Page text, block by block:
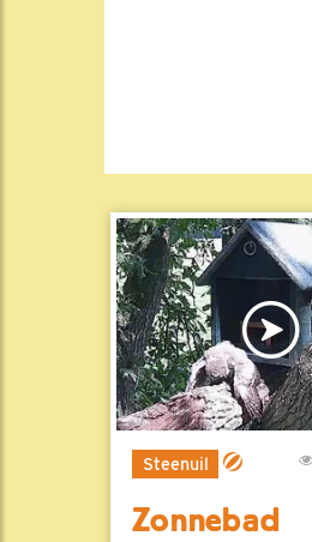
Steenuil
Zonnebad